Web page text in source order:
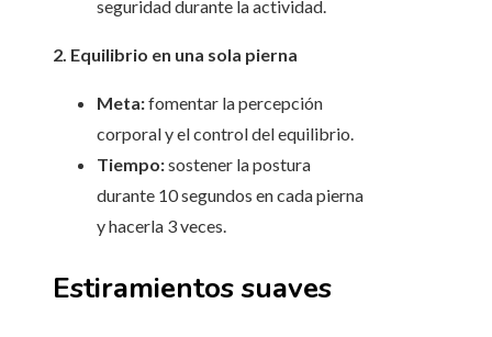
seguridad durante la actividad.
2. Equilibrio en una sola pierna
Meta:fomentar la percepción
corporal y el control del equilibrio.
Tiempo:sostener la postura
durante 10 segundos en cada pierna
y hacerla 3 veces.
Estiramientos suaves